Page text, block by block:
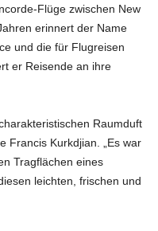
Flüge zwischen New
erinnert der Name
und die für Flugreisen
er Reisende an ihre
Raumduft
Francis Kurkdjian. „Es war
Tragflächen eines
leichten, frischen und